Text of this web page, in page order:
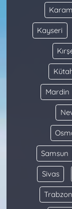
Kayseri
Mardin
Samsun
Sivas
Trabzon